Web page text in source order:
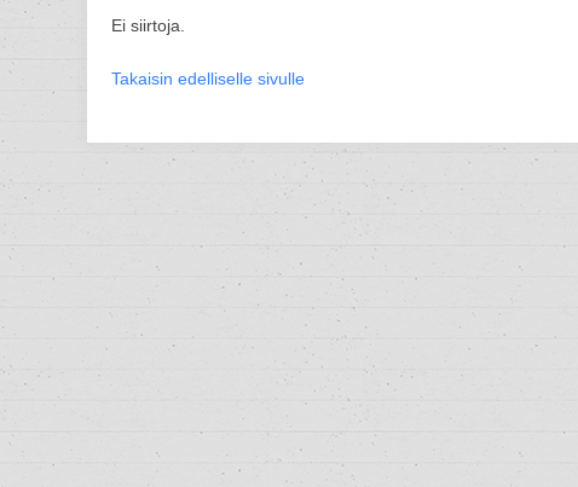
Ei siirtoja.
Takaisin edelliselle sivulle